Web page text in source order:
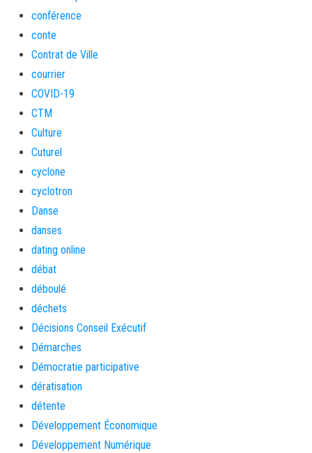
conférence
conte
Contrat de Ville
courrier
COVID-19
CTM
Culture
Cuturel
cyclone
cyclotron
Danse
danses
dating online
débat
déboulé
déchets
Décisions Conseil Exécutif
Démarches
Démocratie participative
dératisation
détente
Développement Économique
Développement Numérique